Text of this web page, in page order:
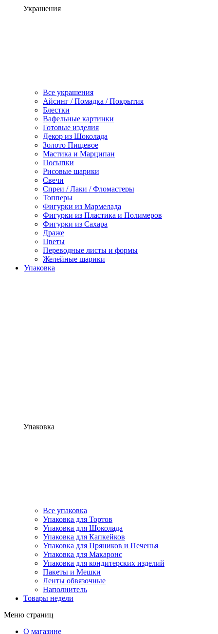
Украшения
Все украшения
Айсинг / Помадка / Покрытия
Блестки
Вафельные картинки
Готовые изделия
Декор из Шоколада
Золото Пищевое
Мастика и Марципан
Посыпки
Рисовые шарики
Свечи
Спреи / Лаки / Фломастеры
Топперы
Фигурки из Мармелада
Фигурки из Пластика и Полимеров
Фигурки из Сахара
Драже
Цветы
Переводные листы и формы
Желейные шарики
Упаковка
Упаковка
Все упаковка
Упаковка для Тортов
Упаковка для Шоколада
Упаковка для Капкейков
Упаковка для Пряников и Печенья
Упаковка для Макаронс
Упаковка для кондитерских изделий
Пакеты и Мешки
Ленты обвязочные
Наполнитель
Товары недели
Меню страниц
О магазине